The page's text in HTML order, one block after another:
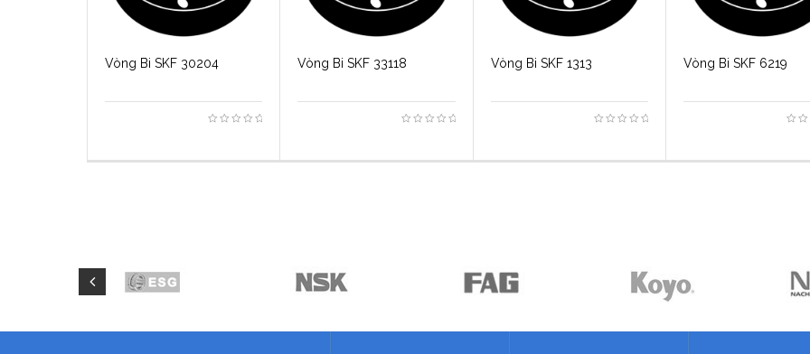
Vòng Bi SKF 30204 Vòng Bi SKF 33118 Vòng Bi SKF 1313 Vòng Bi SKF 6219